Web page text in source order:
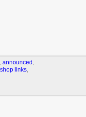
,announced ,
shop links,